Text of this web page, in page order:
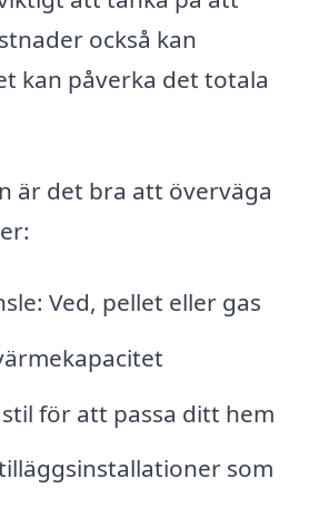
också kan
kan påverka det totala
är det bra att överväga
Ved, pellet eller gas
för att passa ditt hem
som